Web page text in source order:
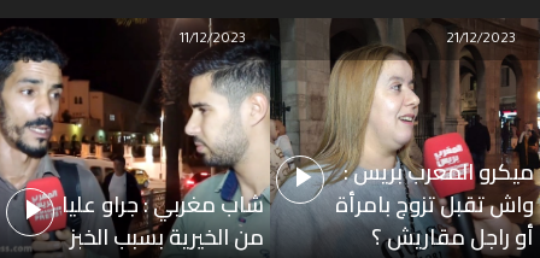
ميكرو المغرب بريس :
واش تقبل تزوج بامرأة
أو راجل مقاريش ؟
21/12/2023
شاب مغربي : جراو عليا
من الخيرية بسبب الخبز
11/12/2023